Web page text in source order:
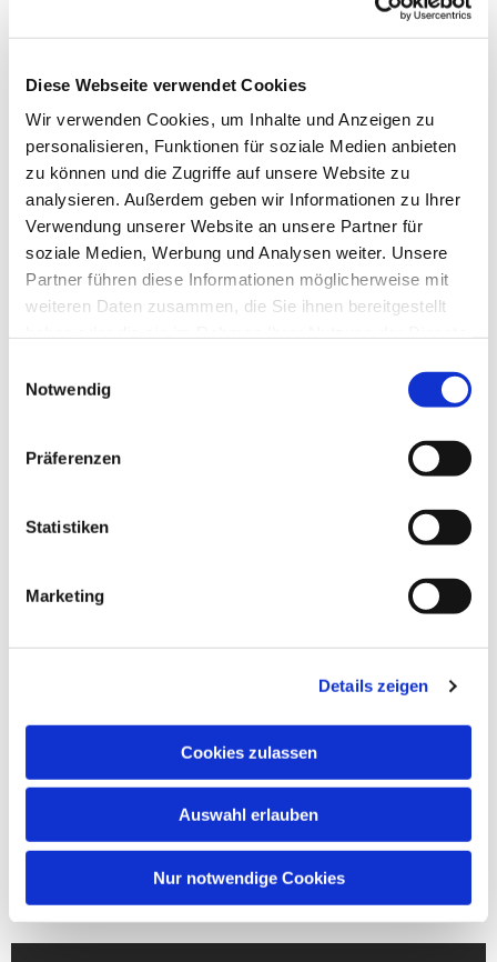
Diese Webseite verwendet Cookies
Wir verwenden Cookies, um Inhalte und Anzeigen zu
personalisieren, Funktionen für soziale Medien anbieten
zu können und die Zugriffe auf unsere Website zu
analysieren. Außerdem geben wir Informationen zu Ihrer
Verwendung unserer Website an unsere Partner für
soziale Medien, Werbung und Analysen weiter. Unsere
Partner führen diese Informationen möglicherweise mit
weiteren Daten zusammen, die Sie ihnen bereitgestellt
Notwendig
Präferenzen
Statistiken
Marketing
Details zeigen
Cookies zulassen
Auswahl erlauben
Nur notwendige Cookies